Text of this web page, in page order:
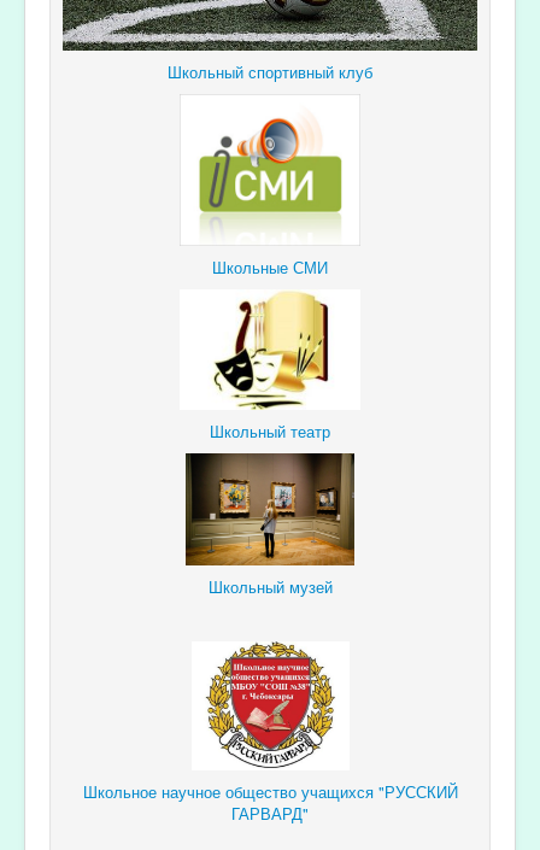
Школьный спортивный клуб
Школьные СМИ
Школьный театр
Школьный музей
Школьное научное общество учащихся "РУССКИЙ
ГАРВАРД"